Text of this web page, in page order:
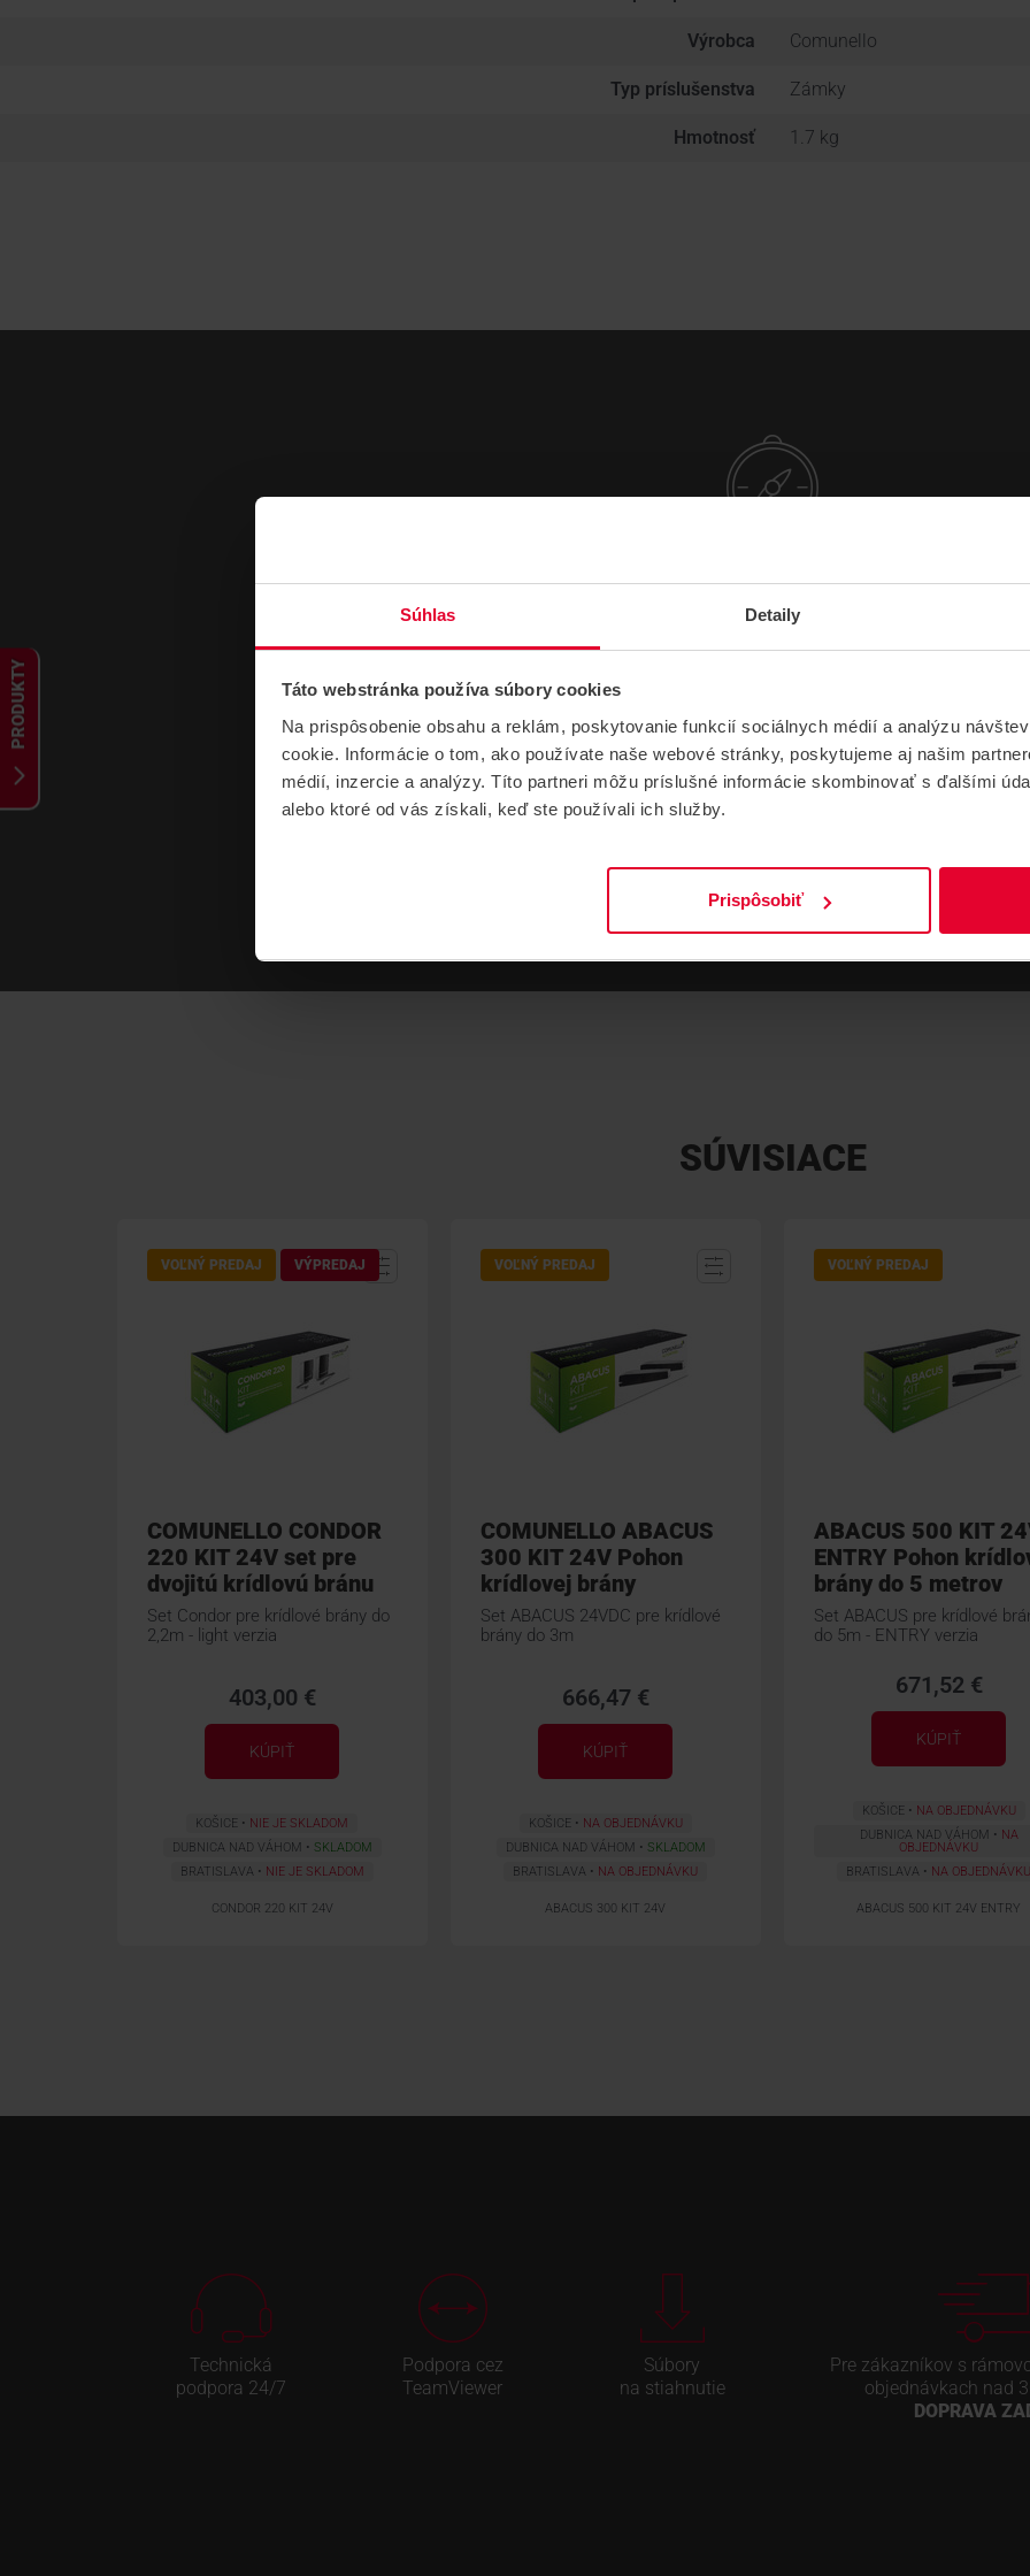
Súhlas Detaily
Táto webstránka používa súbory cookies
Na prispôsobenie obsahu a reklám, poskytovanie funkcií sociálnych médií a analýzu
cookie. Informácie o tom, ako používate naše webové stránky, poskytujeme aj našim
médií, inzercie a analýzy. Títo partneri môžu príslušné informácie skombinovať s ďalšími
alebo ktoré od vás získali, keď ste používali ich služby.
Prispôsobiť
PRODUKTY
Výrobca Comunello
Typ príslušenstva Zámky
Hmotnosť 1.7 kg
NÁVODY A PODPORA
Installation and user manual ac10 ac20 ac
1017,87 kB
SÚVISIACE
VOĽNÝ PREDAJ VÝPREDAJ
COMUNELLO CONDOR
220 KIT 24V set pre
dvojitú krídlovú bránu
Set Condor pre krídlové brány do
2,2m - light verzia
403,00 €
KÚPIŤ
KOŠICE
NIE JE SKLADOM
DUBNICA NAD VÁHOM
SKLADOM
BRATISLAVA
NIE JE SKLADOM
CONDOR 220 KIT 24V
VOĽNÝ PREDAJ
COMUNELLO ABACUS
300 KIT 24V Pohon
krídlovej brány
Set ABACUS 24VDC pre krídlové
brány do 3m
666,47 €
KÚPIŤ
KOŠICE
NA OBJEDNÁVKU
DUBNICA NAD VÁHOM
SKLADOM
BRATISLAVA
NA OBJEDNÁVKU
ABACUS 300 KIT 24V
VOĽNÝ PREDAJ
ABACUS 500 KIT
ENTRY Pohon
brány do 5 metrov
Set ABACUS pre krídlové
do 5m - ENTRY verzia
671,52 €
KÚPIŤ
KOŠICE
NA OBJEDNÁVKU
DUBNICA NAD VÁHOM
NA
OBJEDNÁVKU
BRATISLAVA
NA
ABACUS 500 KIT 24V ENTRY
Technická
podpora 24/7
Podpora cez
TeamViewer
Súbory
na stiahnutie
Pre zákazníkov s
objednávkach nad
DOPRAVA